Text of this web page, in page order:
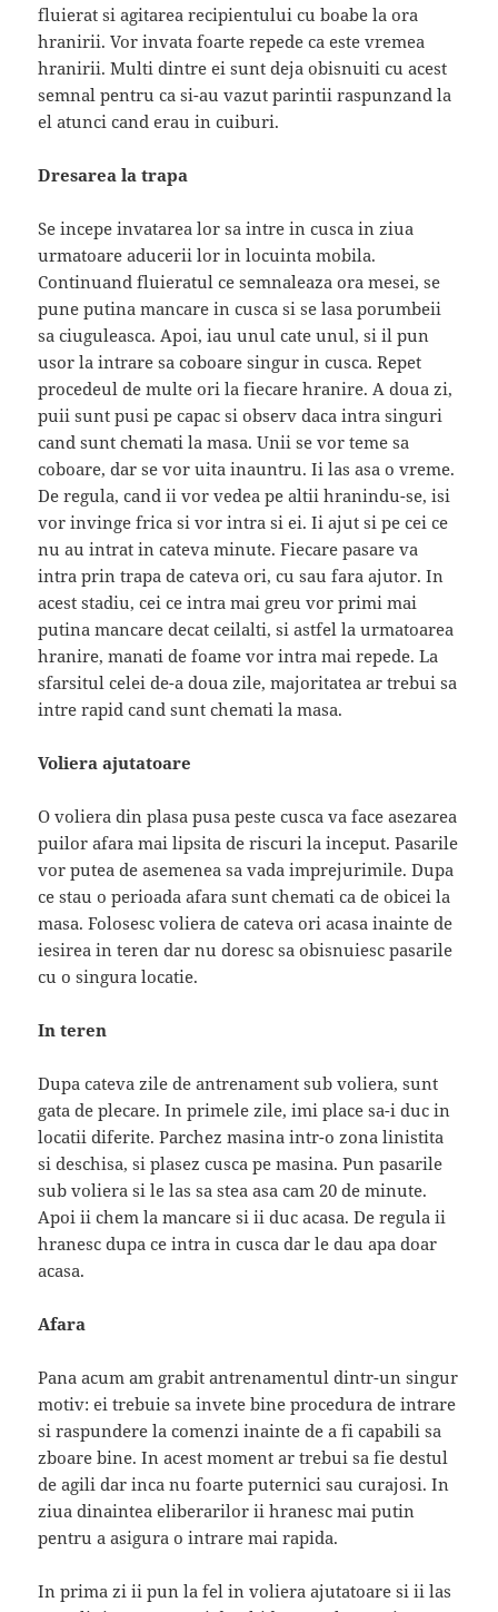
fluierat si agitarea recipientului cu boabe la ora
hranirii. Vor invata foarte repede ca este vremea
hranirii. Multi dintre ei sunt deja obisnuiti cu acest
semnal pentru ca si-au vazut parintii raspunzand la
el atunci cand erau in cuiburi.
Dresarea la trapa
Se incepe invatarea lor sa intre in cusca in ziua
urmatoare aducerii lor in locuinta mobila.
Continuand fluieratul ce semnaleaza ora mesei, se
pune putina mancare in cusca si se lasa porumbeii
sa ciuguleasca. Apoi, iau unul cate unul, si il pun
usor la intrare sa coboare singur in cusca. Repet
procedeul de multe ori la fiecare hranire. A doua zi,
puii sunt pusi pe capac si observ daca intra singuri
cand sunt chemati la masa. Unii se vor teme sa
coboare, dar se vor uita inauntru. Ii las asa o vreme.
De regula, cand ii vor vedea pe altii hranindu-se, isi
vor invinge frica si vor intra si ei. Ii ajut si pe cei ce
nu au intrat in cateva minute. Fiecare pasare va
intra prin trapa de cateva ori, cu sau fara ajutor. In
acest stadiu, cei ce intra mai greu vor primi mai
putina mancare decat ceilalti, si astfel la urmatoarea
hranire, manati de foame vor intra mai repede. La
sfarsitul celei de-a doua zile, majoritatea ar trebui sa
intre rapid cand sunt chemati la masa.
Voliera ajutatoare
O voliera din plasa pusa peste cusca va face asezarea
puilor afara mai lipsita de riscuri la inceput. Pasarile
vor putea de asemenea sa vada imprejurimile. Dupa
ce stau o perioada afara sunt chemati ca de obicei la
masa. Folosesc voliera de cateva ori acasa inainte de
iesirea in teren dar nu doresc sa obisnuiesc pasarile
cu o singura locatie.
In teren
Dupa cateva zile de antrenament sub voliera, sunt
gata de plecare. In primele zile, imi place sa-i duc in
locatii diferite. Parchez masina intr-o zona linistita
si deschisa, si plasez cusca pe masina. Pun pasarile
sub voliera si le las sa stea asa cam 20 de minute.
Apoi ii chem la mancare si ii duc acasa. De regula ii
hranesc dupa ce intra in cusca dar le dau apa doar
acasa.
Afara
Pana acum am grabit antrenamentul dintr-un singur
motiv: ei trebuie sa invete bine procedura de intrare
si raspundere la comenzi inainte de a fi capabili sa
zboare bine. In acest moment ar trebui sa fie destul
de agili dar inca nu foarte puternici sau curajosi. In
ziua dinaintea eliberarilor ii hranesc mai putin
pentru a asigura o intrare mai rapida.
In prima zi ii pun la fel in voliera ajutatoare si ii las